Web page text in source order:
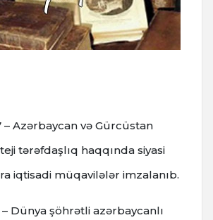
– Azərbaycan və Gürcüstan
tərəfdaşlıq haqqında siyasi
iqtisadi müqavilələr imzalanıb.
– Dünya şöhrətli azərbaycanlı